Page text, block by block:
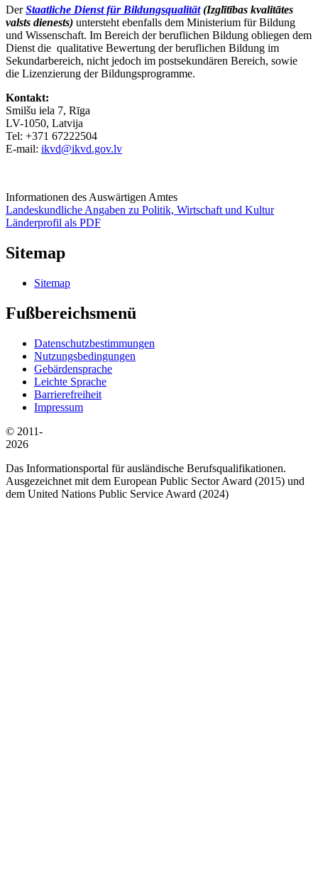
DerStaatliche Dienst für Bildungsqualität(Izglītības kvalitātes
valsts dienests) untersteht ebenfalls dem Ministerium für Bildung
und Wissenschaft. Im Bereich der beruflichen Bildung obliegen dem
Dienst die qualitative Bewertung der beruflichen Bildung im
Sekundarbereich, nicht jedoch im postsekundären Bereich, sowie
die Lizenzierung der Bildungsprogramme.
Kontakt:
Smilšu iela 7, Rīga
LV-1050, Latvija
Tel: +371 67222504
E-mail: ikvd@ikvd.gov.lv
Informationen des Auswärtigen Amtes
Landeskundliche Angaben zu Politik, Wirtschaft und Kultur
Länderprofil als PDF
Sitemap
Sitemap
Fußbereichsmenü
Datenschutzbestimmungen
Nutzungsbedingungen
Gebärdensprache
Leichte Sprache
Barrierefreiheit
Impressum
© 2011-
2026
Das Informationsportal für ausländische Berufsqualifikationen.
Ausgezeichnet mit dem European Public Sector Award (2015) und
dem United Nations Public Service Award (2024)